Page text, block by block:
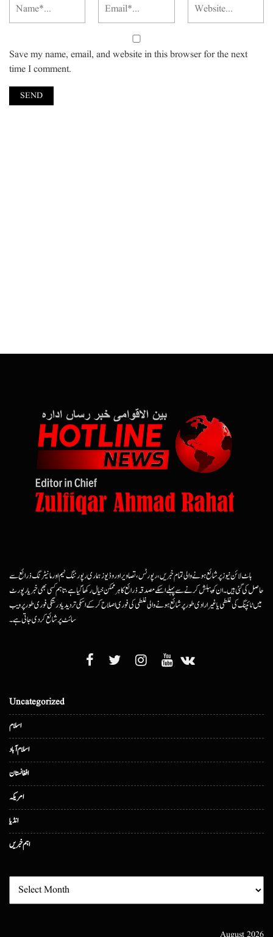
Save my name, email, and website in this browser for the next
time I comment.
ہاٹ لائن نیوز پر شائع ہونے والی تمام خبریں، رپورٹس، تصاویر اور وڈیوز ہماری رپورٹنگ ٹیم اور مانیٹرنگ ذرائع سے
حاصل کی گئی ہیں۔ ان کو پبلش کرنے سے پہلے اسکے مصدقہ ذرائع کا ہرممکن خیال رکھا گیا ہے، تاہم کسی بھی خبر یا رپورٹ
میں ٹائپنگ کی غلطی یا غیرارادی طور پر شائع ہونے والی غلطی کی فوری اصلاح کرکے اسکی تردید یا درستگی فوری طور پر ویب
سائٹ پر شائع کردی جاتی ہے۔
Uncategorized
اسلام
اسلام آباد
افغانستان
امریکہ
انڈیا
اہم خبریں
August 2026